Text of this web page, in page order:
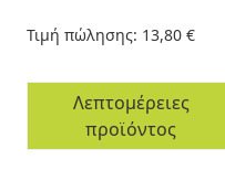
Τιμή πώλησης: 13,80 €
Λεπτομέρειες
προϊόντος